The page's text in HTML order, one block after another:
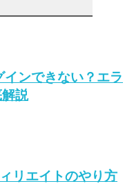
ンできない？エラ
説
リエイトのやり方